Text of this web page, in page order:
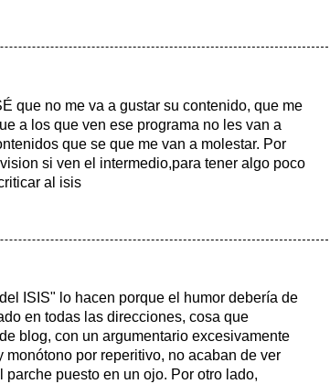
que no me va a gustar su contenido, que me
a los que ven ese programa no les van a
que se que me van a molestar. Por
si ven el intermedio,para tener algo poco
al isis
ISIS" lo hacen porque el humor debería de
en todas las direcciones, cosa que
blog, con un argumentario excesivamente
por reperitivo, no acaban de ver
puesto en un ojo. Por otro lado,